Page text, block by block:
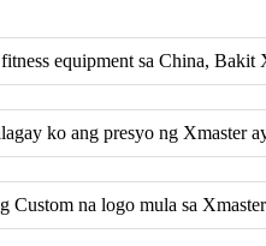
equipment sa China, Bakit
ko ang presyo ng Xmaster
Custom na logo mula sa